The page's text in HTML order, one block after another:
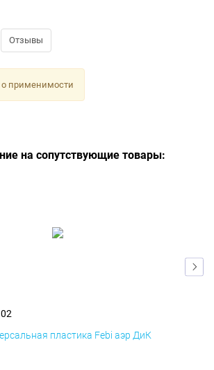
Отзывы
применимости
на сопутствующие товары:
пластика Febi аэр ДиК